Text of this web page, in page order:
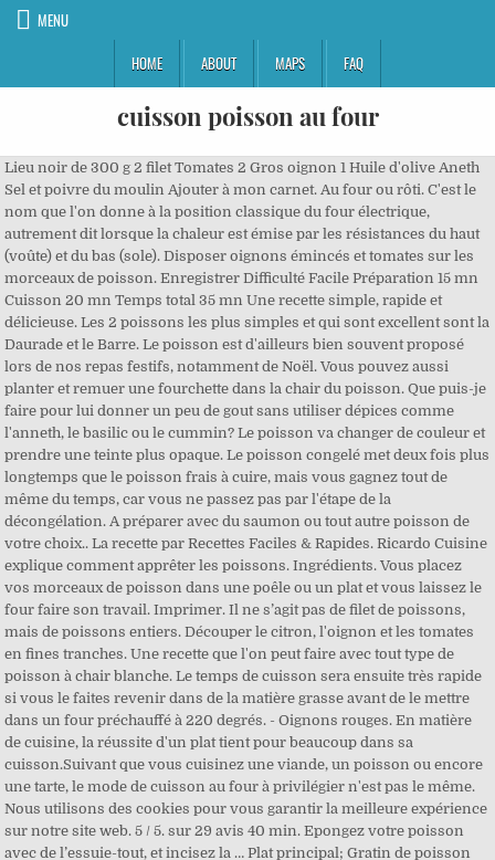
MENU
HOME
ABOUT MAPS FAQ
cuisson poisson au four
Lieu noir de 300 g 2 filet Tomates 2 Gros oignon 1 Huile d'olive Aneth Sel et poivre du moulin Ajouter à mon carnet. Au four ou rôti. C'est le nom que l'on donne à la position classique du four électrique, autrement dit lorsque la chaleur est émise par les résistances du haut (voûte) et du bas (sole). Disposer oignons émincés et tomates sur les morceaux de poisson. Enregistrer Difficulté Facile Préparation 15 mn Cuisson 20 mn Temps total 35 mn Une recette simple, rapide et délicieuse. Les 2 poissons les plus simples et qui sont excellent sont la Daurade et le Barre. Le poisson est d'ailleurs bien souvent proposé lors de nos repas festifs, notamment de Noël. Vous pouvez aussi planter et remuer une fourchette dans la chair du poisson. Que puis-je faire pour lui donner un peu de gout sans utiliser dépices comme l'anneth, le basilic ou le cummin? Le poisson va changer de couleur et prendre une teinte plus opaque. Le poisson congelé met deux fois plus longtemps que le poisson frais à cuire, mais vous gagnez tout de même du temps, car vous ne passez pas par l'étape de la décongélation. A préparer avec du saumon ou tout autre poisson de votre choix.. La recette par Recettes Faciles & Rapides. Ricardo Cuisine explique comment apprêter les poissons. Ingrédients. Vous placez vos morceaux de poisson dans une poêle ou un plat et vous laissez le four faire son travail. Imprimer. Il ne s’agit pas de filet de poissons, mais de poissons entiers. Découper le citron, l'oignon et les tomates en fines tranches. Une recette que l'on peut faire avec tout type de poisson à chair blanche. Le temps de cuisson sera ensuite très rapide si vous le faites revenir dans de la matière grasse avant de le mettre dans un four préchauffé à 220 degrés. - Oignons rouges. En matière de cuisine, la réussite d'un plat tient pour beaucoup dans sa cuisson.Suivant que vous cuisinez une viande, un poisson ou encore une tarte, le mode de cuisson au four à privilégier n'est pas le même. Nous utilisons des cookies pour vous garantir la meilleure expérience sur notre site web. 5 / 5. sur 29 avis 40 min. Epongez votre poisson avec de l’essuie-tout, et incisez la … Plat principal; Gratin de poisson exotique aux trois purées. Versez quelques goutte d'huile d'olive sur lesquels vous déposerez les filets de poisson, puis dessus les légumes, quelques rondelles d'oignons, l'aneth, sel, … Préchauffez votre four (T 240/ 8). Avant de commencer, pour les poissons surgelés. Placez-les dans un plat creux et arrosez-les du jus du citron. 2 Trouvez des idées adaptées au type de poisson que vous cuisinez. Si vous continuez à utiliser ce site, nous supposerons que vous en êtes satisfait. Préchauffez le four th.7 (210°C). le poisson ; les produits de panification ; les pâtisseries. Préchauffez le four à 220 °C. Arroser durant la cuisson. - Poivre. Nous vous proposons de belles idées recettes pour cuisiner les filets de poisson blanc! Car contrairement à un filet de poisson qui passe rapidement de cuit à brûlé, votre poisson sera protégé par la peau et la tête. Vous pouvez aussi choisir de piquer des herbes fraîches dans la chair du poisson, varier les épices si d’autres vous inspirent ou encore choisir du beurre pour avoir un goût différent. Pour que celui-ci reste tendre, il ne faut jamais préchauffer le four. Voici quelques recettes de poissons au four: La dorade grise au four et à la menthe. Si vous faites cuire le poisson au four, cela vous permet de contrôler la température de cuisson et d'éviter de trop devoir le manipuler, la chair se tient donc mieux et il ne risque pas de trop cuire. 3 techniques pour cuire le poisson au four 6/7), puis, si nécessaire par rincer et essuyer le poisson. Avec une cuisson classique au cout bouillon, et quelques minutes de cuisson en trop, le poisson devient rapidement trop cuit et dur. Chaque jour, 102. L’astuce gain de temps . Poisson au four c'est sur Ptitche 4. Procéder à la cuisson du poisson au four. Sortez la plaque du four et couvrez-la avec du papier sulfurisé. Chaque poisson a une saveur et une texture qui lui sont propres donc la plupart des recettes sont pour un type de poisson particulier. ingrédients Vous avez entré une adresse email incorrecte! Un poisson entier à peau épaisse (type bar ou loup de mer, dorade, saumon…) Du gros sel. La cuisson du poisson entier au four nécessite un réglage avec une Humidité Élevée ou Humidité Moyenne. Attention cependant à utiliser un dos de poisson épais plutôt que des filets. Four (encastrable) : les différents modes de cuisson - Four Dual Cook Flex Samsung. Les meilleures recettes de Poisson au four notÃ©es et commentÃ©es par les internautes. Votre poisson est prêt à être enfourné. Côté poissons entiers comme les daurades, le bar, le maigre, le maquereau… préférez une cuisson au four comme pour ce maquereau en papillote;).Sinon une cuisson sur le grill du barbecue leur donnera du caractère ! Le poisson a une chair délicate et moelleuse qui a bien meilleur goût quand elle est préparée avec un peu de soin. Réglez le four à th.8 (220°C) et laissez chauffer. Merci, Courses, conservation et idées recettes : 1 mois pour apprendre à cuisiner sans gaspiller, Cuisine Actuelle vous livre toutes ses recettes de cuisine, Poisson au four à la tomate et aux oignons, Filets de poisson au four aux petits légumes, Soupe de poisson à la menthe servie dans un melon rôti au four, Boisson lactée d'avocat à l'orange et aux pralins, Complétez les ingrédients avant d’aller faire vos courses. Mode de cuisson inévitablement associé au poisson, les papillotes se montrent absolument parfaites pour cuisiner aussi la viande, les poissons, les légumes ou les desserts. 121. Placer les morceaux de poisson à plat, dans un plat allant au four. Servez aussitôt. 7). L’ANSES recommande d’ailleurs d’en manger au moins deux fois par semaine. Voici 3 techniques de cuisson au four pour réussir vos prochaines recettes de poisson. Mais, revenons au poisson, il y a un mode de cuisson qui est très simple, qui ne demande pratiquement pas de surveillance et que l’on peut épicer selon ses goûts. Si vous faites cuire le poisson au four, cela vous permet de contrôler la température de cuisson … Pour cela, coupez au niveau de ventre et enlevez les viscères du poisson. Avec une cuisson classique au cout bouillon, et quelques minutes de cuisson en trop, le poisson devient rapidement trop cuit et dur. La cuisson au four est un mode de cuisson des aliments désormais traditionnel : pratique, savoureuse et rapide, elle est de plus en plus prisée, aussi bien pour la cuisson des … La cuisine, c’est d’abord une question de goût ! https://www.750g.com › comment-cuire-un-poisson-au-four-a15045.htm Laver la courgette et la couper en petits cubes. La cuisson du poisson selon Franck Les poissons plats. Je sauvegarde mes recettes et je les consulte dans mon carnet de recettes. Le poisson se prépare de différentes façons. Si la cuisson au four est extrêmement savoureuse, elle est potentiellement délétère pour la santé : Avantages. Il est souvent réputé sec et sans goût. 5 / 5. Par cuisineenfolie. Il est possible de le faire soi-même mais la peau d’un poisson cru est très coriace. Samsung. Pour les poissons entiers, on préfèrera une cuisson au four par exemple. Il faut penser qd.même à la période où l'oignon vert n'est pas disponible. Placez le bâton de citronnelle sous l'un des filets. Le poisson s’adapte aux légumes et au riz, c’est connu, mais également aux pâtes et aux pommes de terre ! En revanche, lorsque ces poissons sont en filets choisissez la cuisson à l’unilatérale côté peau. Questions-Réponses contenant "poisson au four": - baecoffe au poisson - HELP, ce soir je fais du poisson mais mon mari à horreur de tout ce qui est épice, du coup mon poisson est toujours fade. Pour un plat cuit au four , choisissez des filets sans peau , car celle-ci ne sera pas croustillante mais plutôt glissante. Dans un plat pour le four, déposez votre poisson en entier. Avantages et inconvénients de la cuisson au four. 3 techniques pour cuire le poisson au four Sur une plaque : déposer le poisson et les légumes sur une même plaque. Dégustez les recettes de poissons à l''indienne, crevettes cajuns ou saumon confit. Pour finir, il ne vous reste qu’à le sortir du four et à le déguster avec l’accompagnement prévu. Recette de cuisine 5.00/5; 5.0/5 (3 votes) Poisson en robe bretonne - Un jardin à Porto. 5. Filets de poisson au four. 3- Éplucher puis émincer l’oignon. Retirer du four et verser la sauce aux tomates sur le dessus, couvrir avec un papier d'aluminium et cuire à nouveau au four 20 minutes ou jusqu'à ce que le poisson soit cuit. Recette Poisson au four. Cuire la roussette au four La roussette, riche en oméga-3 et sans arêtes (les enfants l’adorent ! Recette de cuisine 5.00/5; 5.0/5 (4 votes) Poisson a la bordelaise. Pendant la cuisson du poisson… Evidemment, dit comme cela, ça ne fait pas envie ! Cette technique permet une cuisson du poisson dans son jus, proche de la vapeur. Dans une casserole d’eau bouillante, pochez les cubes de poisson 5 mn. Répartissez cette sauce sur la dorade. Réservez-les. Faciles à apprêter, on les cuit au four, à la poêle ou sur le BBQ avec un minimum de préparation et des résultats fabuleux. Retirez le citron si il est trop cuit. La chaleur produite est verticale et favorise les levées. Epluchez et découpez l’oignon en rondelle. Dans un bol, mélangez l'huile d'olive, le jus de. Cuire à découvert au four préchauffé à 200 °C (400 °F) environ 10 minutes par tranche de 2,5 cm (1 po) d’épaisseur, selon la coupe. Ce temps n'est qu'une estimation générale, le temps de cuisson nécessaire dépendant de l'épaisseur du poisson. Cuisson au four. En France, le poisson est boudé au profit de la viande. Placez la dorade dans un plat à four. 4. Note(s) de l'auteur : Les poissons à chair délicate doivent être cuits en papillote. Le poisson a une chair délicate et moelleuse qui a bien meilleur goût quand elle est préparée avec un peu de soin. Poisson